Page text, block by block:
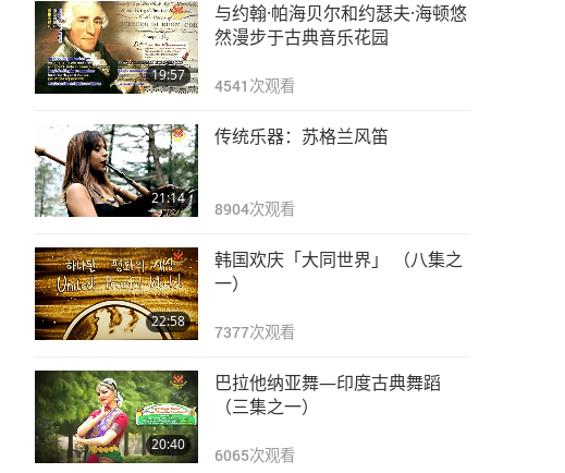
19:57
与约翰·帕海贝尔和约瑟夫·海顿悠
然漫步于古典音乐花园
4541 次观看
21:14
传统乐器：苏格兰风笛
8904次观看
22:58
韩国欢庆「大同世界」 （八集之
一）
7377次观看
20:40
巴拉他纳亚舞—印度古典舞蹈
（三集之一）
6065次观看